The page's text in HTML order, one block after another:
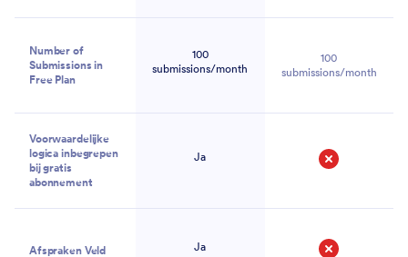
Number of
Submissions in
Free Plan
100
submissions/month
100
submissions/month
Voorwaardelijke
logica inbegrepen
bij gratis
abonnement
Ja
Afspraken Veld
Ja